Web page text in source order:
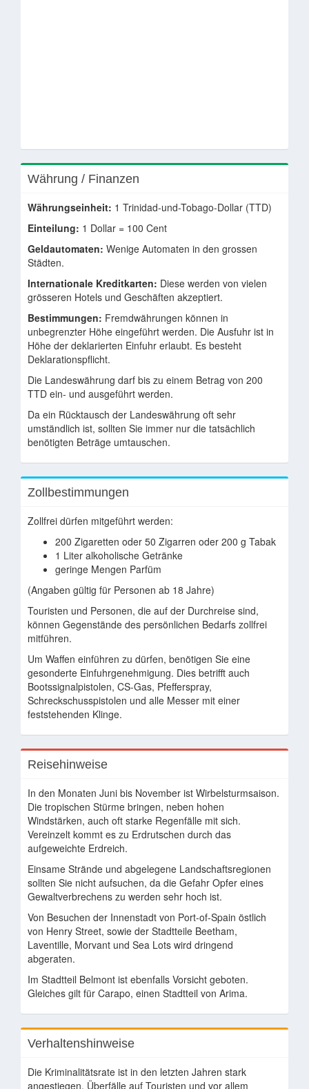
Währung / Finanzen
Währungseinheit: 1 Trinidad-und-Tobago-Dollar (TTD)
Einteilung: 1 Dollar = 100 Cent
Geldautomaten: Wenige Automaten in den grossen
Städten.
Internationale Kreditkarten: Diese werden von vielen
grösseren Hotels und Geschäften akzeptiert.
Bestimmungen: Fremdwährungen können in
unbegrenzter Höhe eingeführt werden. Die Ausfuhr ist in
Höhe der deklarierten Einfuhr erlaubt. Es besteht
Deklarationspflicht.
Die Landeswährung darf bis zu einem Betrag von 200
TTD ein- und ausgeführt werden.
Da ein Rücktausch der Landeswährung oft sehr
umständlich ist, sollten Sie immer nur die tatsächlich
benötigten Beträge umtauschen.
Zollbestimmungen
Zollfrei dürfen mitgeführt werden:
200 Zigaretten oder 50 Zigarren oder 200 g Tabak
1 Liter alkoholische Getränke
geringe Mengen Parfüm
(Angaben gültig für Personen ab 18 Jahre)
Touristen und Personen, die auf der Durchreise sind,
können Gegenstände des persönlichen Bedarfs zollfrei
mitführen.
Um Waffen einführen zu dürfen, benötigen Sie eine
gesonderte Einfuhrgenehmigung. Dies betrifft auch
Bootssignalpistolen, CS-Gas, Pfefferspray,
Schreckschusspistolen und alle Messer mit einer
feststehenden Klinge.
Reisehinweise
In den Monaten Juni bis November ist Wirbelsturmsaison.
Die tropischen Stürme bringen, neben hohen
Windstärken, auch oft starke Regenfälle mit sich.
Vereinzelt kommt es zu Erdrutschen durch das
aufgeweichte Erdreich.
Einsame Strände und abgelegene Landschaftsregionen
sollten Sie nicht aufsuchen, da die Gefahr Opfer eines
Gewaltverbrechens zu werden sehr hoch ist.
Von Besuchen der Innenstadt von Port-of-Spain östlich
von Henry Street, sowie der Stadtteile Beetham,
Laventille, Morvant und Sea Lots wird dringend
abgeraten.
Im Stadtteil Belmont ist ebenfalls Vorsicht geboten.
Gleiches gilt für Carapo, einen Stadtteil von Arima.
Verhaltenshinweise
Die Kriminalitätsrate ist in den letzten Jahren stark
angestiegen. Überfälle auf Touristen und vor allem